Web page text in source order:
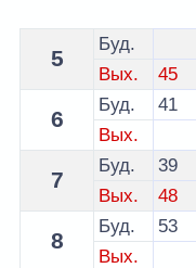
Расписание 7
5
Буд.
Вых.
45
6
Буд.
41
Вых.
7
Буд.
39
Вых.
48
8
Буд.
53
Вых.